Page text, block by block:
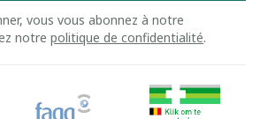
vous vous abonnez à notre
notre politique de confidentialité.